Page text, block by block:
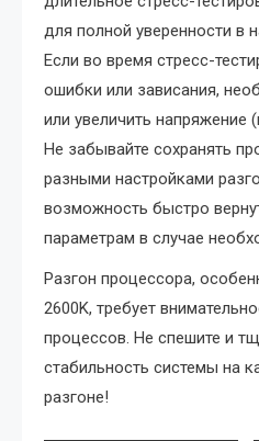
для полной уверенности в
Если во время стресс-
ошибки или зависания,
или увеличить напряжение
Не забывайте сохранять
разными настройками
возможность быстро
параметрам в случае
Разгон процессора,
2600K, требует
процессов. Не спешите и
стабильность системы на
разгоне!